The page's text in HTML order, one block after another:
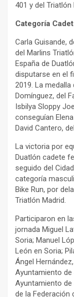
401 y del Triatlón
Categoría
Carla Guisande,
del Marlins
España de
disputarse en el
2019. La
Domínguez, del
Isbilya Sloppy
conseguían
David Cantero,
La victoria por
Duatlón cadete
seguido del
categoría
Bike Run, por
Triatlón Madrid.
Participaron en
jornada Miguel
Soria; Manuel
León en Soria;
Ángel
Ayuntamiento de
Ayuntamiento de
de la Federación